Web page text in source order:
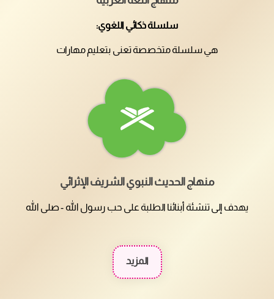
سلسلة ذكائي اللغوي:
هي سلسلة متخصصة تعنى بتعليم مهارات
منهاج الحديث النبوي الشريف الإثرائي
يهدف إلى تنشئة أبنائنا الطلبة على حب رسول الله - صلى الله
المزيد